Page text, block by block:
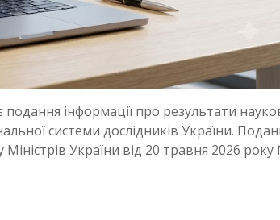
інформації про результати
системи дослідників України.
України від 20 травня 2026